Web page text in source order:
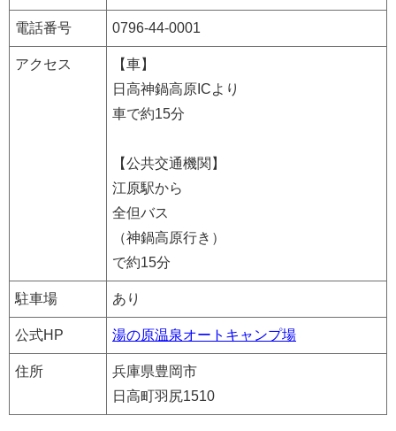
電話番号 0796-44-0001
アクセス
【車】
日高神鍋高原ICより
車で約15分
【公共交通機関】
江原駅から
全但バス
（神鍋高原行き）
で約15分
駐車場 あり
公式HP 湯の原温泉オートキャンプ場
住所
兵庫県豊岡市
日高町羽尻1510